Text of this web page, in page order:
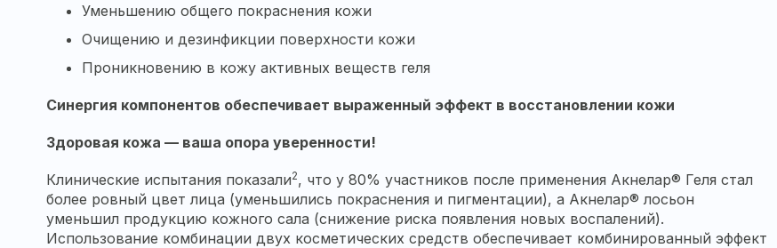
Уменьшению общего покраснения кожи
Очищению и дезинфикции поверхности кожи
Проникновению в кожу активных веществ геля
Синергия компонентов обеспечивает выраженный эффект в восстановлении кожи
Здоровая кожа — ваша опора уверенности!
Клинические испытания показали2, что у 80% участников после применения Акнелар® Геля стал
более ровный цвет лица (уменьшились покраснения и пигментации), а Акнелар® лосьон
уменьшил продукцию кожного сала (снижение риска появления новых воспалений).
Использование комбинации двух косметических средств обеспечивает комбинированный эффект